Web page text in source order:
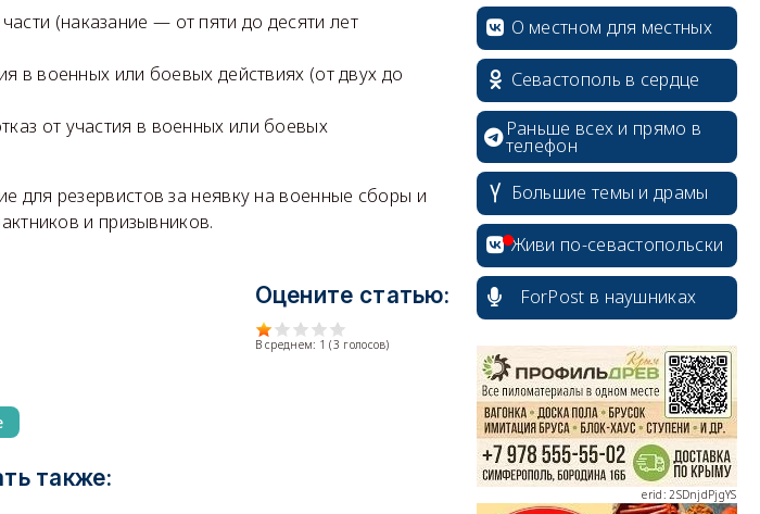
(наказание — от пяти до десяти лет
в военных или боевых действиях (от двух до
от участия в военных или боевых
для резервистов за неявку на военные сборы и
и призывников.
Оцените статью:
В среднем: 1 (3 голосов)
также:
О местном для местных
Севастополь в сердце
Раньше всех и прямо в
телефон
Большие темы и драмы
Живи по-севастопольски
ForPost в наушниках
erid: 2SDnjdPjgYS